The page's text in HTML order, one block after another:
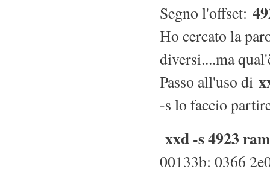
Segno l'offset:
Ho cercato la
diversi....ma
Passo all'uso di
-s lo faccio
xxd -s 4923
00133b: 0366